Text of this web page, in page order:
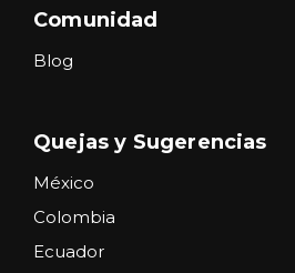
Comunidad
Blog
Quejas y Sugerencias
México
Colombia
Ecuador